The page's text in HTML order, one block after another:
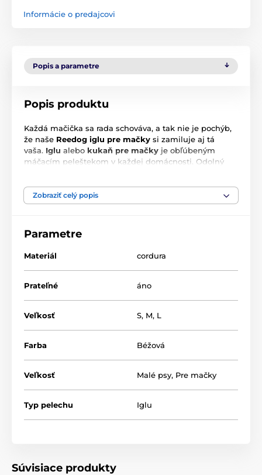
Informácie o predajcovi
Popis a parametre
Popis produktu
Každá mačička sa rada schováva, a tak nie je pochýb,
že naše Reedog iglu pre mačky si zamiluje aj tá
vaša. Iglu alebo kukaň pre mačky je obľúbeným
máčacím peleštekom v každej domácnosti. Odolný
predovšetkým aj vašej mačičke.
Vnútrajšok pelešteku je vystlaný príjemnou a
teplou matracov pre ešte lepší spánok vašej mačičky.
Zobraziť celý popis
Parametre
Materiál cordura
Prateľné áno
Veľkosť S, M, L
Farba Béžová
Veľkosť Malé psy, Pre mačky
Typ pelechu Iglu
Súvisiace produkty